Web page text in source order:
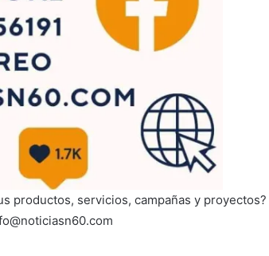
productos, servicios, campañas y proyectos?